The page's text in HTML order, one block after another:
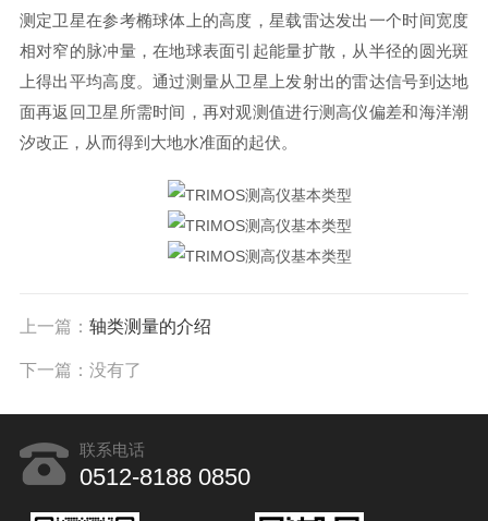
测定卫星在参考椭球体上的高度，星载雷达发出一个时间宽度
相对窄的脉冲量，在地球表面引起能量扩散，从半径的圆光斑
上得出平均高度。通过测量从卫星上发射出的雷达信号到达地
面再返回卫星所需时间，再对观测值进行测高仪偏差和海洋潮
汐改正，从而得到大地水准面的起伏。
上一篇： 轴类测量的介绍
下一篇：没有了
联系电话
0512-8188 0850